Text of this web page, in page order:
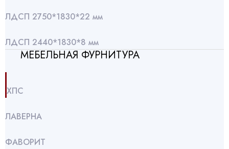
ЛДСП 2750*1830*22 мм
ЛДСП 2440*1830*8 мм
МЕБЕЛЬНАЯ ФУРНИТУРА
ХПС
ЛАВЕРНА
ФАВОРИТ